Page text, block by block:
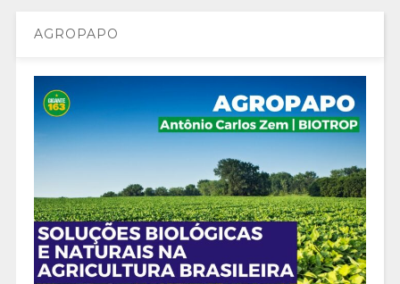
AGROPAPO